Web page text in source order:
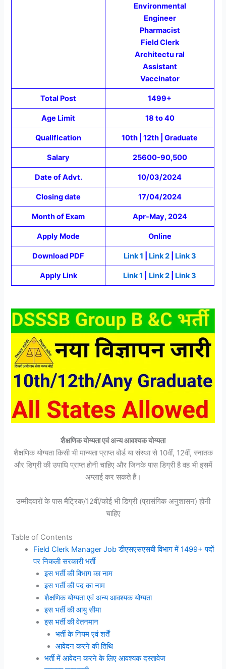
Environmental
Engineer
Pharmacist
Field Clerk
Architectu ral
Assistant
Vaccinator
Total Post 1499+
Age Limit 18 to 40
Qualification 10th | 12th | Graduate
Salary 25600-90,500
Date of Advt. 10/03/2024
Closing date 17/04/2024
Month of Exam Apr-May, 2024
Apply Mode Online
Download PDF Link 1 Link 2| Link 3
Apply Link Link 1 Link 2 Link 3
शैक्षणिक योग्यता एवं अन्य आवश्यक योग्यता
शैक्षणिक योग्यता किसी भी मान्यता प्राप्त बोर्ड या संस्था से 10वीं, 12वीं, स्नातक
और डिग्री की उपाधि प्राप्त होनी चाहिए और जिनके पास डिग्री है वह भी इसमें
अप्लाई कर सकते हैं।
उम्मीदवारों के पास मैट्रिक/12वीं/कोई भी डिग्री (प्रासंगिक अनुशासन) होनी
चाहिए
Table of Contents
Field Clerk Manager Job डीएसएसएसबी विभाग में 1499+ पदों
पर निकली सरकारी भर्ती
इस भर्ती की विभाग का नाम
इस भर्ती की पद का नाम
शैक्षणिक योग्यता एवं अन्य आवश्यक योग्यता
इस भर्ती की आयु सीमा
इस भर्ती की वेतनमान
भर्ती के नियम एवं शर्तें
आवेदन करने की तिथि
भर्ती में आवेदन करने के लिए आवश्यक दस्तावेज